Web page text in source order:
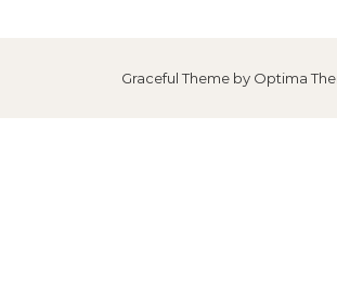
Graceful Theme by Optima